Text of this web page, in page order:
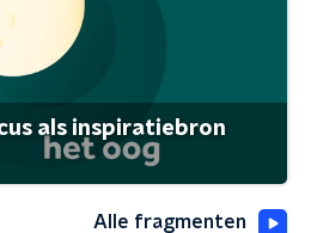
als inspiratiebron
Alle fragmenten